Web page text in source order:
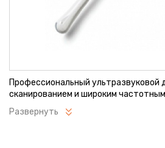
Профессиональный ультразвуковой
сканированием и широким
Обеспечивает высокую детализацию
различных исследованиях.
Развернуть